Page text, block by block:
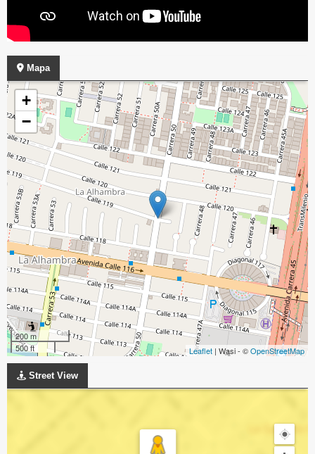
Mapa
+
−
200 m
500 ft
Leaflet | Wasi - ©OpenStreetMap
Street View